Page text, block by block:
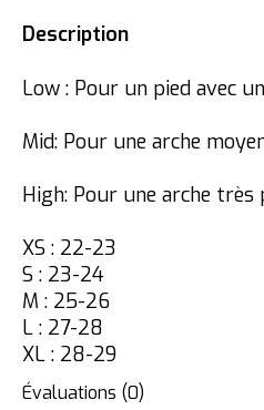
Description
Low : Pour un pied avec
Mid: Pour une arche
High: Pour une arche très
XS : 22-23
S : 23-24
M : 25-26
L : 27-28
XL : 28-29
Évaluations (0)